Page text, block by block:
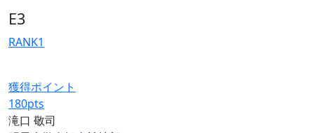
E3
RANK1
獲得ポイント
180pts
滝口 敬司